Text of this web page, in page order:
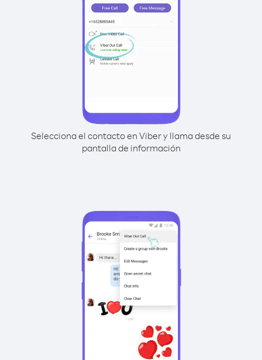
Selecciona el contacto en Viber y llama desde su
pantalla de información